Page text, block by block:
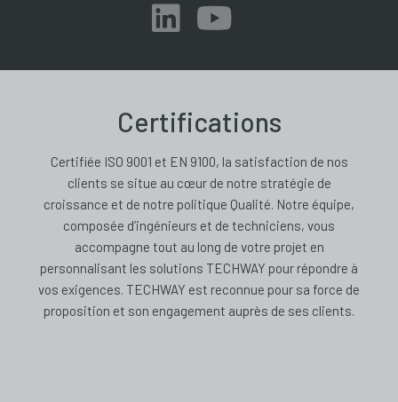
Certifications
Certifiée ISO 9001 et EN 9100, la satisfaction de nos
clients se situe au cœur de notre stratégie de
croissance et de notre politique Qualité. Notre équipe,
composée d’ingénieurs et de techniciens, vous
accompagne tout au long de votre projet en
personnalisant les solutions TECHWAY pour répondre à
vos exigences. TECHWAY est reconnue pour sa force de
proposition et son engagement auprès de ses clients.